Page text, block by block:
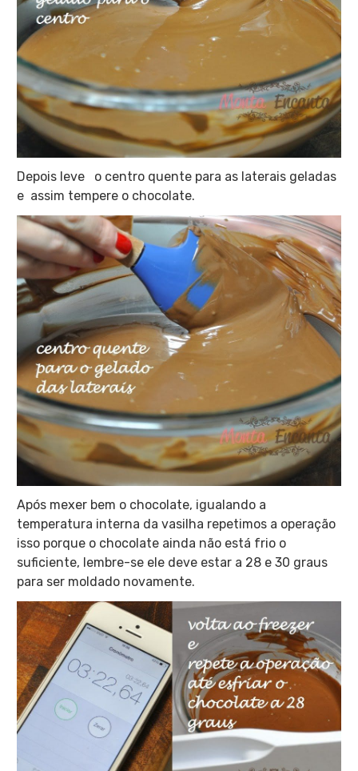
Depois leve
o centro quente para as laterais geladas
e assim tempere o chocolate.
Após mexer bem o chocolate, igualando a
temperatura interna da vasilha repetimos a operação
isso porque o chocolate ainda não está frio o
suficiente, lembre-se ele deve estar a 28 e 30 graus
para ser moldado novamente.